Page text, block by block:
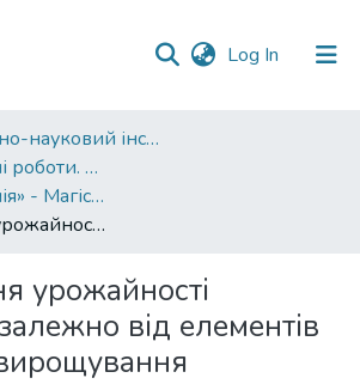
Log In (current)
Навчально-науковий інститут агротехнологій, селекції та екології
Кваліфікаційні роботи. ННІ агротехнологій, селекції та екології
201 «Агрономія» - Магістри 2024-2025
Формування урожайності кукурудзи залежно від елементів технології вирощування
урожайності
від елементів